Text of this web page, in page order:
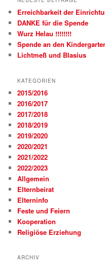
Erreichbarkeit der
DANKE für die Spende
Wurz Helau !!!!!!!!
Spende an den
Lichtmeß und Blasius
KATEGORIEN
2015/2016
2016/2017
2017/2018
2018/2019
2019/2020
2020/2021
2021/2022
2022/2023
Allgemein
Elternbeirat
Elterninfo
Feste und Feiern
Kooperation
Religiöse Erziehung
ARCHIV